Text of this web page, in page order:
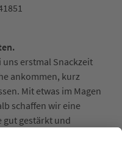
uns erstmal Snackzeit
ankommen, kurz
Mit etwas im Magen
schaffen wir eine
gut gestärkt und